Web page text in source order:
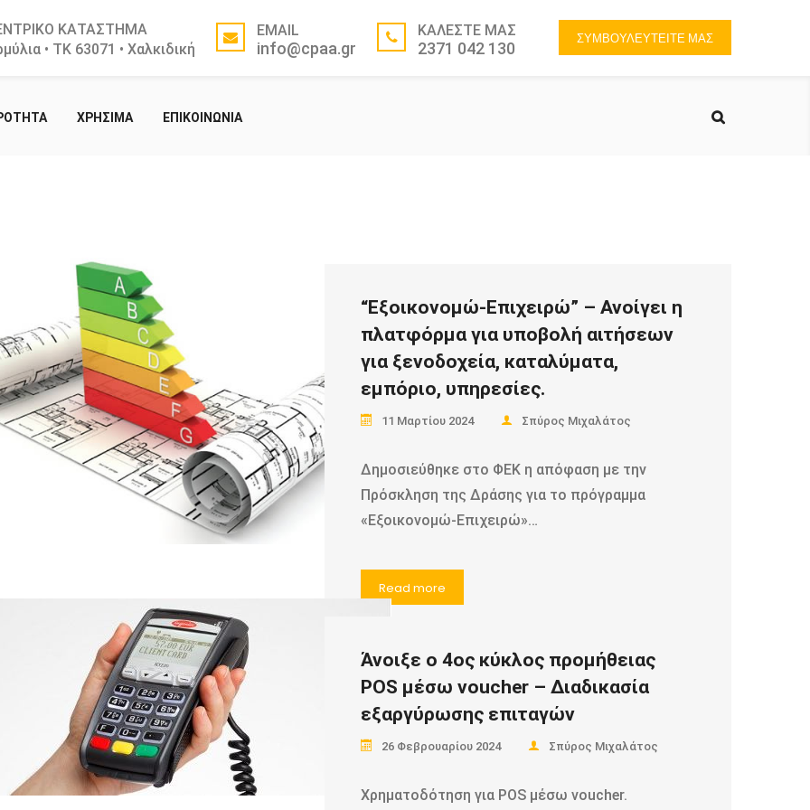
ΣΥΜΒΟΥΛΕΥΤΕΙΤΕ ΜΑΣ
ΚΑΤΑΣΤΗΜΑ
• ΤΚ 63071 • Χαλκιδική
EMAIL
info@cpaa.gr
ΚΑΛΕΣΤΕ ΜΑΣ
2371 042 130
ΧΡΗΣΙΜΑ ΕΠΙΚΟΙΝΩΝΙΑ
“Εξοικονομώ-Επιχειρώ” – Ανοίγει η
πλατφόρμα για υποβολή αιτήσεων
για ξενοδοχεία, καταλύματα,
εμπόριο, υπηρεσίες.
11 Μαρτίου 2024 Σπύρος Μιχαλάτος
Δημοσιεύθηκε στο ΦΕΚ η απόφαση με την
Πρόσκληση της Δράσης για το πρόγραμμα
«Εξοικονομώ-Επιχειρώ»…
Read more
Άνοιξε ο 4ος κύκλος προμήθειας
POS μέσω voucher – Διαδικασία
εξαργύρωσης επιταγών
26 Φεβρουαρίου 2024 Σπύρος Μιχαλάτος
Χρηματοδότηση για POS μέσω voucher.